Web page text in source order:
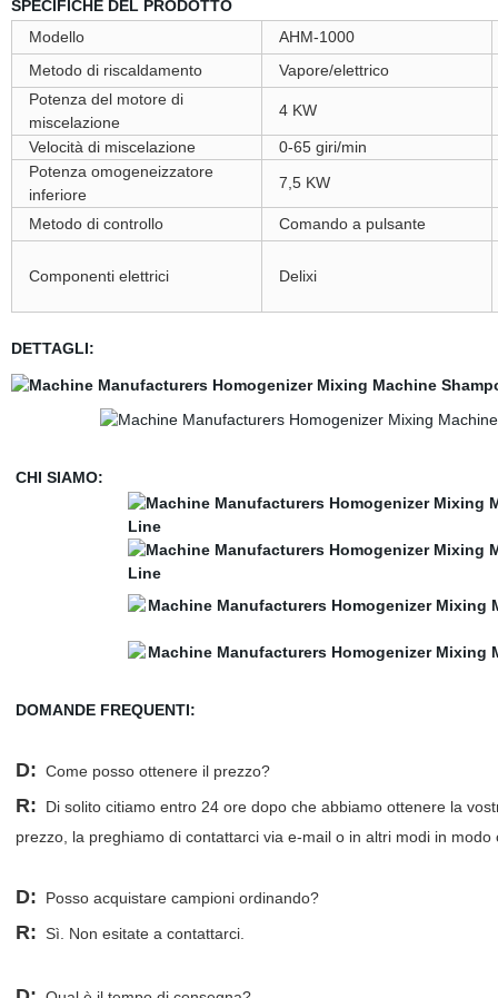
SPECIFICHE DEL PRODOTTO
Modello
AHM-1000
Metodo di riscaldamento
Vapore/elettrico
Potenza del motore di
miscelazione
4 KW
Velocità di miscelazione
0-65 giri/min
Potenza omogeneizzatore
inferiore
7,5 KW
Metodo di controllo Comando a pulsante
Componenti elettrici Delixi
DETTAGLI:
CHI SIAMO:
DOMANDE FREQUENTI:
D: Come posso ottenere il prezzo?
R:
Di solito citiamo entro 24 ore dopo che abbiamo ottenere la
prezzo, la preghiamo di contattarci via e-mail o in altri modi in
D: Posso acquistare campioni ordinando?
R: Sì. Non esitate a contattarci.